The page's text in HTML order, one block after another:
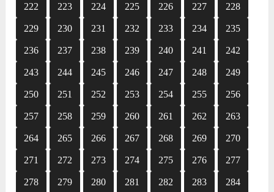
222 223 224 225 226 227 228
229 230 231 232 233 234 235
236 237 238 239 240 241 242
243 244 245 246 247 248 249
250 251 252 253 254 255 256
257 258 259 260 261 262 263
264 265 266 267 268 269 270
271 272 273 274 275 276 277
278 279 280 281 282 283 284